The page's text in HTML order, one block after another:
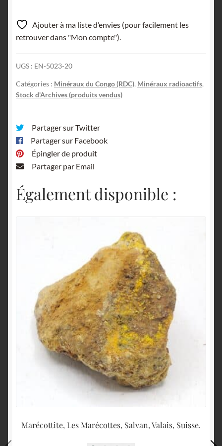
Ajouter à ma liste d’envies (pour facilement les
retrouver dans "Mon compte").
UGS : EN-5023-20
Catégories : Minéraux du Congo (RDC), Minéraux radioactifs,
Stock d'Archives (produits vendus)
Partager sur Twitter
Partager sur Facebook
Épingler de produit
Partager par Email
Également disponible :
Marécottite, Les Marécottes, Salvan, Valais, Suisse.